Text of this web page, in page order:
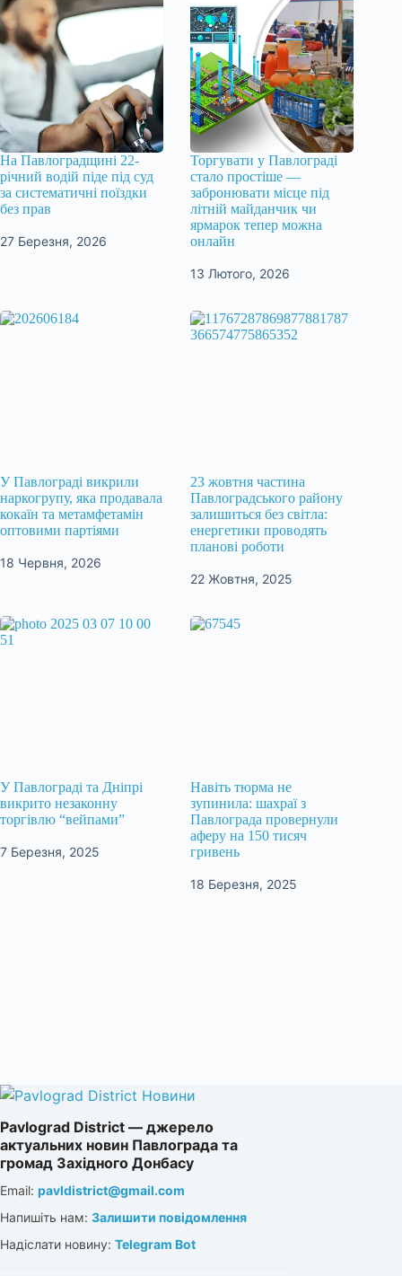
На Павлоградщині 22-
річний водій піде під суд
за систематичні поїздки
без прав
27 Березня, 2026
Торгувати у Павлограді
стало простіше —
забронювати місце під
літній майданчик чи
ярмарок тепер можна
онлайн
13 Лютого, 2026
У Павлограді викрили
наркогрупу, яка продавала
кокаїн та метамфетамін
оптовими партіями
18 Червня, 2026
23 жовтня частина
Павлоградського району
залишиться без світла:
енергетики проводять
планові роботи
22 Жовтня, 2025
У Павлограді та Дніпрі
викрито незаконну
торгівлю “вейпами”
7 Березня, 2025
Навіть тюрма не
зупинила: шахраї з
Павлограда провернули
аферу на 150 тисяч
гривень
18 Березня, 2025
Pavlograd District — джерело
актуальних новин Павлограда та
громад Західного Донбасу
Email: pavldistrict@gmail.com
Напишіть нам: Залишити повідомлення
Надіслати новину: Telegram Bot